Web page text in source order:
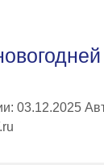
03.12.2025